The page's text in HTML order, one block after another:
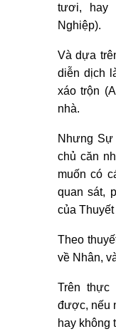
tươi, hay
Nghiệp).
Và dựa
diễn dịch
xáo trộn
nhà.
Nhưng
chủ căn
muốn có
quan sát,
của
Theo
về Nhân,
Trên thực
được, nếu
hay không